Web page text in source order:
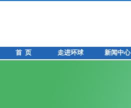
首 页 走进环球 新闻中心